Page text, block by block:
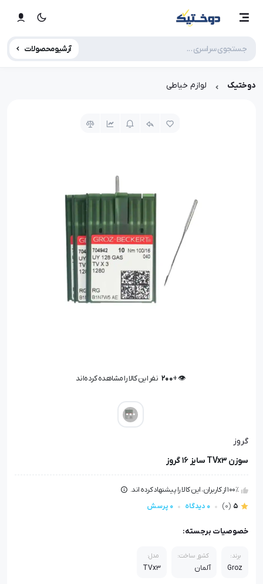
آرشیو محصولات
دوختیک لوازم خیاطی
👁️ +
200 نفر این کالا را مشاهده کرده‌اند
گروز
سوزن TVx3 سایز 16 گروز
100٪ از کاربران، این کالا را پیشنهاد کرده اند.
5
(0) 0 دیدگاه 0 پرسش
خصوصیات برجسته:
برند:
Groz
کشور ساخت:
آلمان
مدل:
TVx3